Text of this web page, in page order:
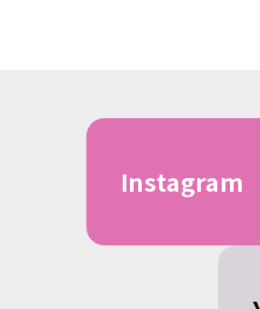
Instagram